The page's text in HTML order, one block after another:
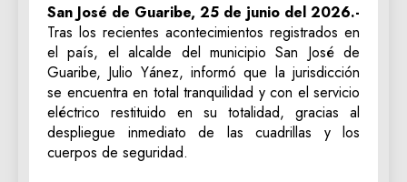
San José de Guaribe, 25 de junio del 2026.-
Tras los recientes acontecimientos registrados en
el país, el alcalde del municipio San José de
Guaribe, Julio Yánez, informó que la jurisdicción
se encuentra en total tranquilidad y con el servicio
eléctrico restituido en su totalidad, gracias al
despliegue inmediato de las cuadrillas y los
cuerpos de seguridad.